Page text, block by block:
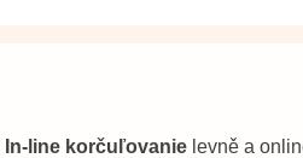
In-line korčuľovanie levně a